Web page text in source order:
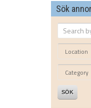
Sök
SÖK